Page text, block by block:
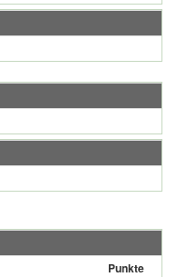
Punkte